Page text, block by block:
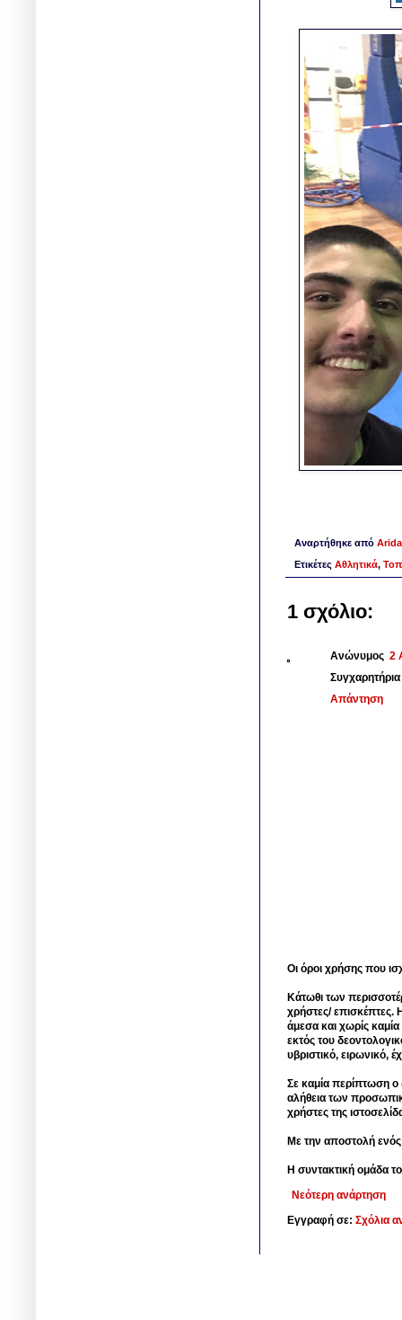
Αναρτήθηκε από
Ετικέτες Αθλητικά,
1 σχόλιο:
Ανώνυμος 2
Συγχαρητήρια
Απάντηση
Οι όροι χρήσης που
Κάτωθι των
χρήστες/ επισκέπτες.
άμεσα και χωρίς
εκτός του
υβριστικό, ειρωνικό,
Σε καμία περίπτωση ο
αλήθεια των
χρήστες της
Με την αποστολή
Η συντακτική ομάδα
Νεότερη ανάρτηση
Εγγραφή σε: Σχόλια